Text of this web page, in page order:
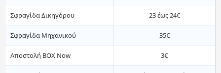
Σφραγίδα Δικηγόρου 23 έως 24€
Σφραγίδα Μηχανικού 35€
Αποστολή BOX Now 3€